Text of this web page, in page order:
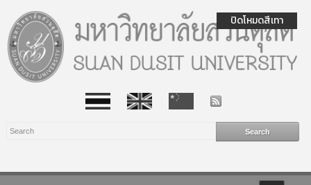
ปิดโหมดสีเทา